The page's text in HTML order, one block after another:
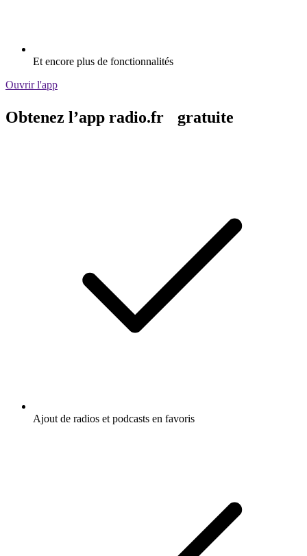
Et encore plus de fonctionnalités
Ouvrir l'app
Obtenez l’app radio.fr gratuite
Ajout de radios et podcasts en favoris